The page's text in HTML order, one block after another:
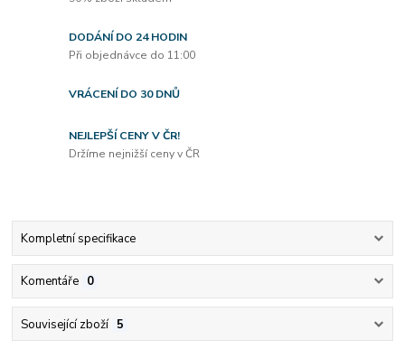
DODÁNÍ DO 24 HODIN
Při objednávce do 11:00
VRÁCENÍ DO 30 DNŮ
NEJLEPŠÍ CENY V ČR!
Držíme nejnižší ceny v ČR
Kompletní specifikace
Komentáře 0
Související zboží 5